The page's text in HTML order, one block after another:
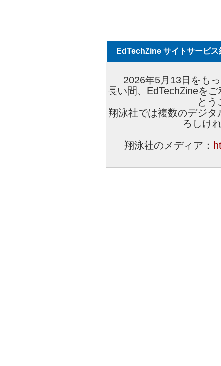
EdTechZine サイトサービス
2026年5月13日をも
長い間、EdTechZineを
とう
翔泳社では複数のデジ
ろしけ
翔泳社のメディア：